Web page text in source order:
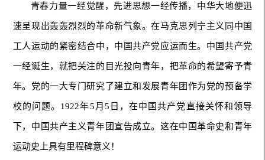
青春力量一经觉醒，先进思想一经传播，中华大地便迅
速呈现出轰轰烈烈的革命新气象。在马克思列宁主义同中国
工人运动的紧密结合中，中国共产党应运而生。中国共产党
一经诞生，就把关注的目光投向青年，把革命的希望寄予青
年。党的一大专门研究了建立和发展青年团作为党的预备学
校的问题。1922年5月5日，在中国共产党直接关怀和领导
下，中国共产主义青年团宣告成立。这在中国革命史和青年
运动史上具有里程碑意义！